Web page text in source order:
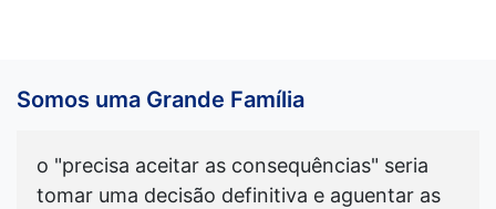
Somos uma Grande Família
o "precisa aceitar as consequências" seria
tomar uma decisão definitiva e aguentar as